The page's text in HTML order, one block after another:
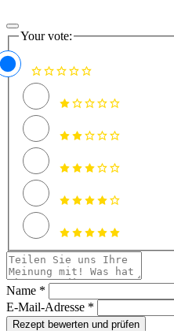
Your vote:
Name *
E-Mail-Adresse *
Rezept bewerten und prüfen